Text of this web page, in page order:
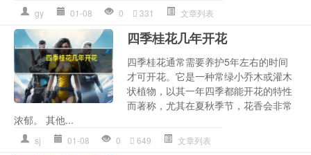
gy 01-08 0 331 文章列表
四季桂花几年开花
四季桂花通常需要养护5年左右的时间
才可开花。它是一种常绿小乔木或灌木
状植物，以其一年四季都能开花的特性
而著称，尤其在夏秋季节，花香会非常
浓郁。 其他...
sj 01-08 0 649 文章列表